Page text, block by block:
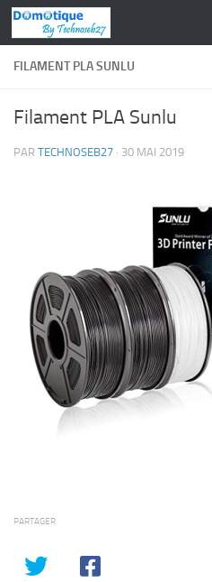
Skip to content
FILAMENT PLA SUNLU
Filament PLA Sunlu
PAR TECHNOSEB27 · 30 MAI 2019
PARTAGER